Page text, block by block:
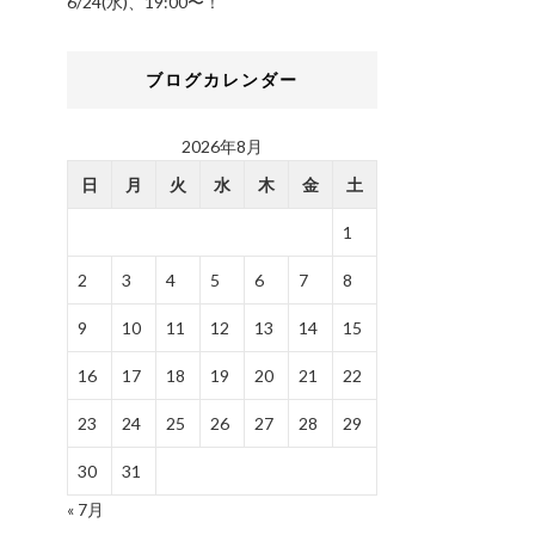
ブログカレンダー
2026年8月
日
月 火 水 木 金 土
1
2 3 4 5 6 7 8
9 10 11 12 13 14 15
16 17 18 19 20 21 22
23 24 25 26 27 28 29
30
31
« 7月